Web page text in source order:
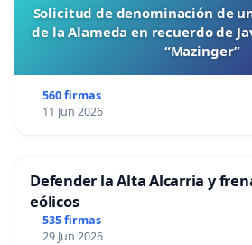
Solicitud de denominación de
de la Alameda en recuerdo de
“Mazinger”
560 firmas
11 Jun 2026
Defender la Alta Alcarria y
eólicos
535 firmas
29 Jun 2026